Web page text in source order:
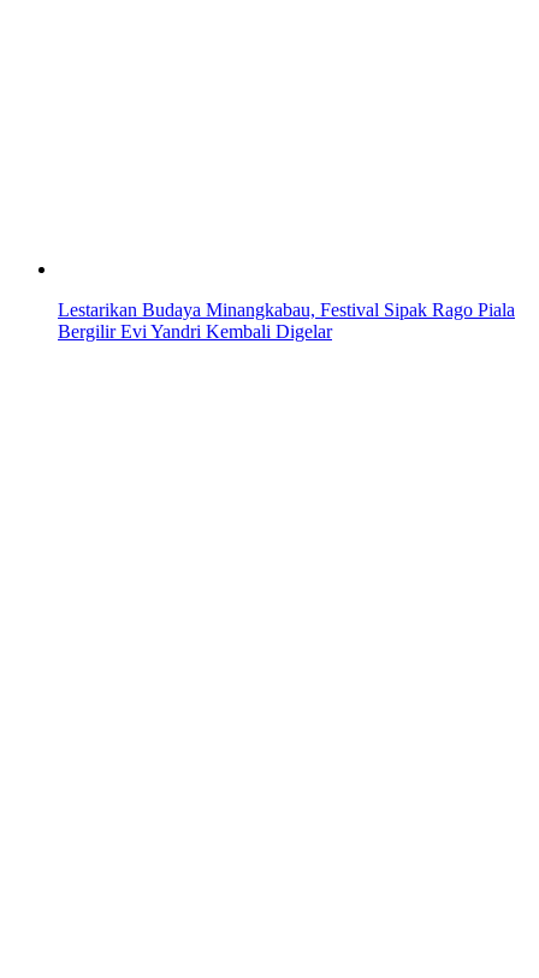
Lestarikan Budaya Minangkabau, Festival Sipak Rago Piala
Bergilir Evi Yandri Kembali Digelar